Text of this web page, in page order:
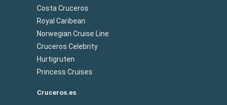
Costa Cruceros
Royal Caribean
Norwegian Cruise Line
Cruceros Celebrity
Hurtigruten
Princess Cruises
Cruceros.es